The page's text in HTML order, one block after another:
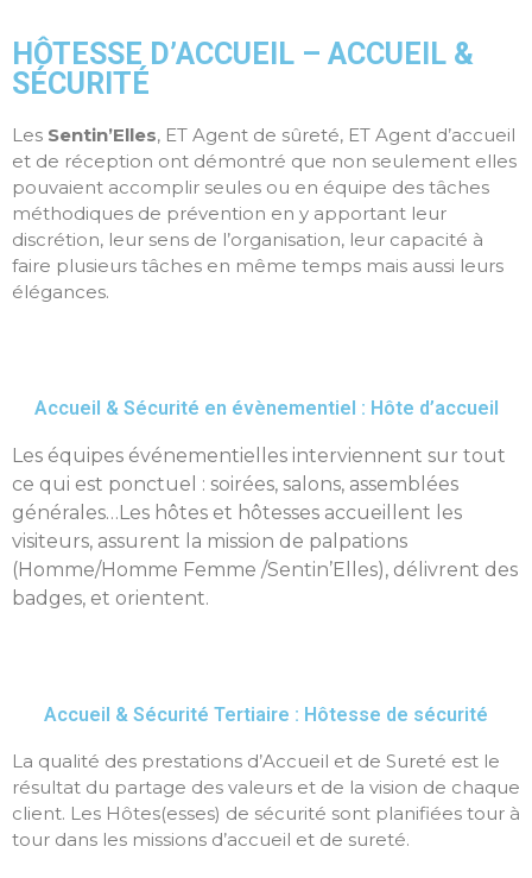
HÔTESSE D’ACCUEIL – ACCUEIL &
SÉCURITÉ
Les Sentin’Elles, ET Agent de sûreté, ET Agent d’accueil
et de réception ont démontré que non seulement elles
pouvaient accomplir seules ou en équipe des tâches
méthodiques de prévention en y apportant leur
discrétion, leur sens de l’organisation, leur capacité à
faire plusieurs tâches en même temps mais aussi leurs
élégances.
Accueil & Sécurité en évènementiel : Hôte d’accueil
Les équipes événementielles interviennent sur tout
ce qui est ponctuel : soirées, salons, assemblées
générales…Les hôtes et hôtesses accueillent les
visiteurs, assurent la mission de palpations
(Homme/Homme Femme /Sentin’Elles), délivrent des
badges, et orientent.
Accueil & Sécurité Tertiaire : Hôtesse de sécurité
La qualité des prestations d’Accueil et de Sureté est le
résultat du partage des valeurs et de la vision de chaque
client. Les Hôtes(esses) de sécurité sont planifiées tour à
tour dans les missions d’accueil et de sureté.